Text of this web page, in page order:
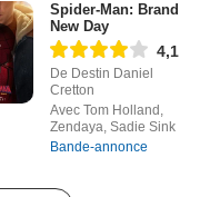
Spider-Man: Brand
New Day
4,1
De Destin Daniel
Cretton
Avec Tom Holland,
Zendaya, Sadie Sink
Bande-annonce